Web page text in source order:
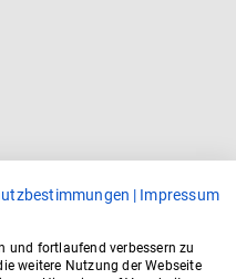
| Impressum
und fortlaufend verbessern zu
weitere Nutzung der Webseite